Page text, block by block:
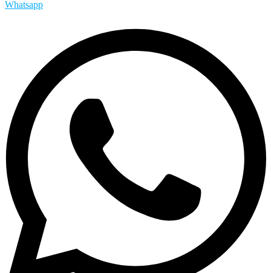
Whatsapp